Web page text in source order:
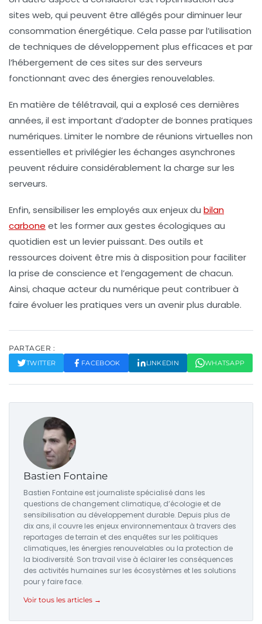
sites web, qui peuvent être allégés pour diminuer leur
consommation énergétique. Cela passe par l’utilisation
de techniques de développement plus efficaces et par
l’hébergement de ces sites sur des serveurs
fonctionnant avec des énergies renouvelables.
En matière de télétravail, qui a explosé ces dernières
années, il est important d’adopter de bonnes pratiques
numériques. Limiter le nombre de réunions virtuelles non
essentielles et privilégier les échanges asynchrones
peuvent réduire considérablement la charge sur les
serveurs.
Enfin, sensibiliser les employés aux enjeux du bilan
carbone et les former auxgestes écologiques au
quotidien est un levier puissant. Des outils et
ressources doivent être mis à disposition pour faciliter
la prise de conscience et l’engagement de chacun.
Ainsi, chaque acteur du numérique peut contribuer à
faire évoluer les pratiques vers un avenir plus durable.
PARTAGER :
TWITTER FACEBOOK LINKEDIN WHATSAPP
Bastien Fontaine
Bastien Fontaine est journaliste spécialisé dans les
questions de changement climatique, d’écologie et de
sensibilisation au développement durable. Depuis plus de
dix ans, il couvre les enjeux environnementaux à travers des
reportages de terrain et des enquêtes sur les politiques
climatiques, les énergies renouvelables ou la protection de
la biodiversité. Son travail vise à éclairer les conséquences
des activités humaines sur les écosystèmes et les solutions
pour y faire face.
Voir tous les articles →